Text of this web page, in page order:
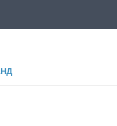
Таиланде